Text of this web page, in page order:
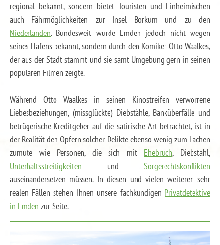
regional bekannt, sondern bietet Touristen und Einheimischen
auch Fährmöglichkeiten zur Insel Borkum und zu den
Niederlanden. Bundesweit wurde Emden jedoch nicht wegen
seines Hafens bekannt, sondern durch den Komiker Otto Waalkes,
der aus der Stadt stammt und sie samt Umgebung gern in seinen
populären Filmen zeigte.
Während Otto Waalkes in seinen Kinostreifen verworrene
Liebesbeziehungen, (missglückte) Diebstähle, Banküberfälle und
betrügerische Kreditgeber auf die satirische Art betrachtet, ist in
der Realität den Opfern solcher Delikte ebenso wenig zum Lachen
zumute wie Personen, die sich mit Ehebruch, Diebstahl,
Unterhaltsstreitigkeiten und Sorgerechtskonflikten
auseinandersetzen müssen. In diesen und vielen weiteren sehr
realen Fällen stehen Ihnen unsere fachkundigen Privatdetektive
in Emden zur Seite.